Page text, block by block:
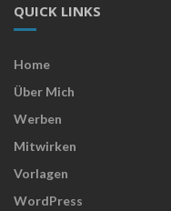
QUICK LINKS
Home
Über Mich
Werben
Mitwirken
Vorlagen
WordPress